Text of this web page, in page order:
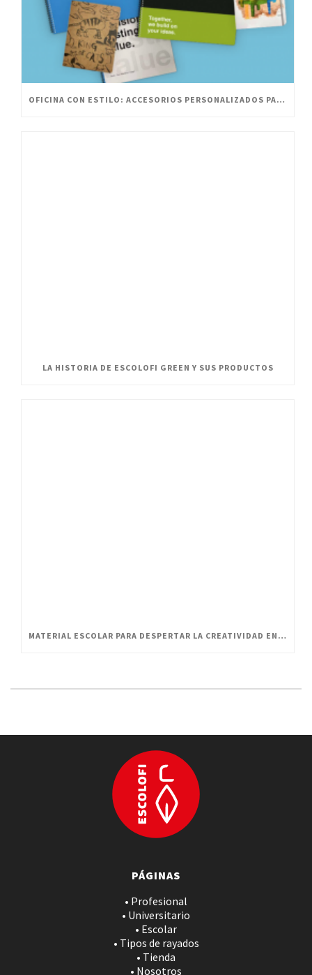
OFICINA CON ESTILO: ACCESORIOS PERSONALIZADOS PARA UN ESPACIO INNOVADOR
LA HISTORIA DE ESCOLOFI GREEN Y SUS PRODUCTOS
MATERIAL ESCOLAR PARA DESPERTAR LA CREATIVIDAD EN PEQUEÑOS ARTISTAS
PÁGINAS
• Profesional
• Universitario
• Escolar
• Tipos de rayados
• Tienda
• Nosotros